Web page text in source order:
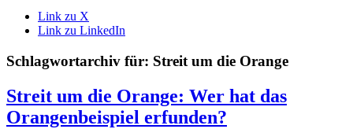
Link zu X
Link zu LinkedIn
Schlagwortarchiv für: Streit um die Orange
Streit um die Orange: Wer hat das
Orangenbeispiel erfunden?